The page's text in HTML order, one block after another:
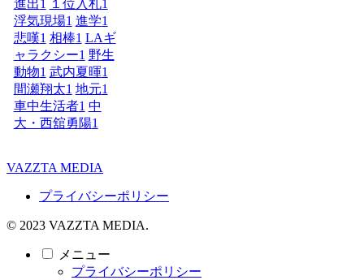
進出1 １位入札1
浮気現場1 進学1
悲嘆1 相棒1 LAギ
ャラクシー1 野生
動物1 武内夏暉1
間瀬翔太1 地元1
車中生活者1 中
大・西舘勇陽1
VAZZTA MEDIA
プライバシーポリシー
© 2023 VAZZTA MEDIA.
メニュー
プライバシーポリシー